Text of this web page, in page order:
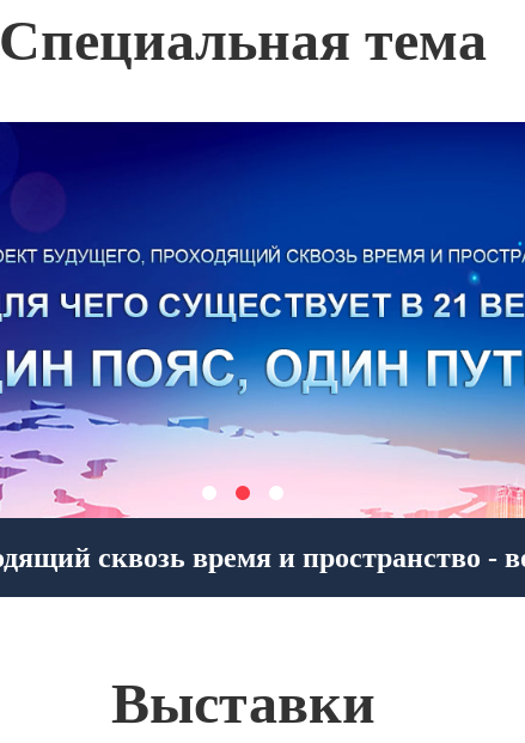
Специальная тема
Выставки